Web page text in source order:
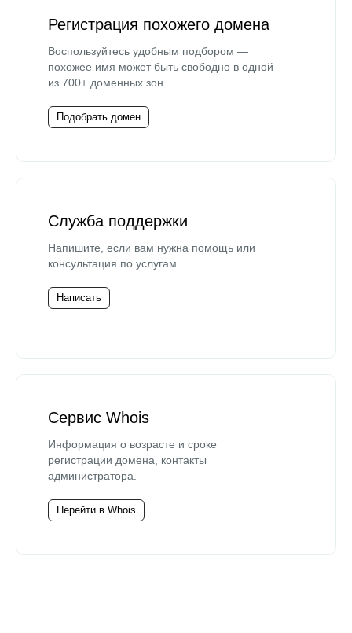
Регистрация похожего домена
Воспользуйтесь удобным подбором —
похожее имя может быть свободно в одной
из 700+ доменных зон.
Подобрать домен
Служба поддержки
Напишите, если вам нужна помощь или
консультация по услугам.
Написать
Сервис Whois
Информация о возрасте и сроке
регистрации домена, контакты
администратора.
Перейти в Whois